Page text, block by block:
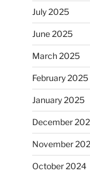
July 2025
June 2025
March 2025
February 2025
January 2025
December
November
October 2024